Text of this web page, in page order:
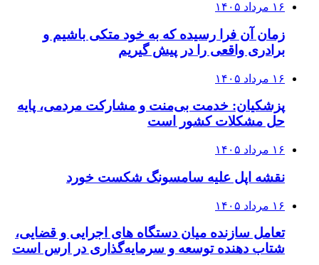
۱۶ مرداد ۱۴۰۵
زمان آن فرا رسیده که به خود متکی باشیم و
برادری واقعی را در پیش گیریم
۱۶ مرداد ۱۴۰۵
پزشکیان: خدمت بی‌منت و مشارکت مردمی، پایه
حل مشکلات کشور است
۱۶ مرداد ۱۴۰۵
نقشه اپل علیه سامسونگ شکست خورد
۱۶ مرداد ۱۴۰۵
تعامل سازنده میان دستگاه‌ های اجرایی و قضایی،
شتاب‌ دهنده توسعه و سرمایه‌گذاری در ارس است